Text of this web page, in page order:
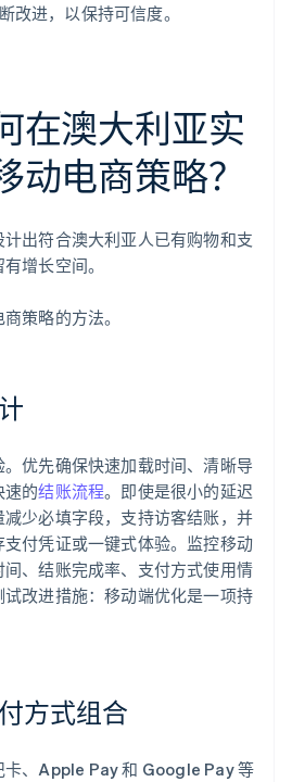
改进，以保持可信度。
在澳大利亚实
动电商策略？
出符合澳大利亚人已有购物和支
增长空间。
策略的方法。
优先确保快速加载时间、清晰导
速的结账流程。即使是很小的延迟
少必填字段，支持访客结账，并
付凭证或一键式体验。监控移动
、结账完成率、支付方式使用情
改进措施：移动端优化是一项持
方式组合
卡、Apple Pay 和 Google Pay 等